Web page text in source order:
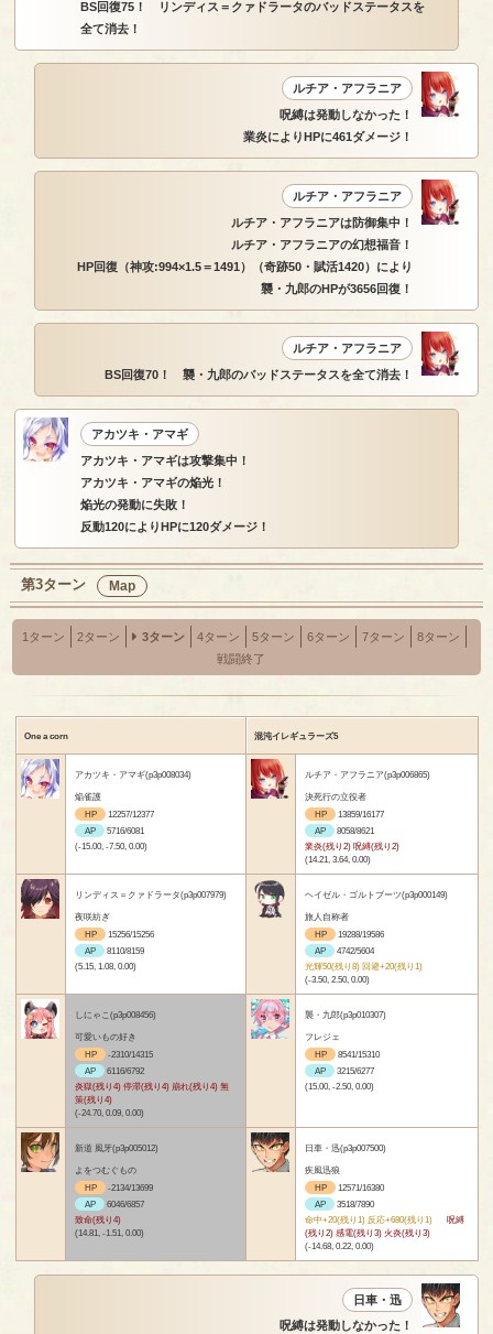
BS回復75！ リンディス＝クァドラータのバッドステータスを
全て消去！
ルチア・アフラニア
呪縛は発動しなかった！
業炎によりHPに461ダメージ！
ルチア・アフラニア
ルチア・アフラニアは防御集中！
ルチア・アフラニアの幻想福音！
HP回復（神攻:994×1.5＝1491）（奇跡50・賦活1420）により
襲・九郎のHPが3656回復！
ルチア・アフラニア
BS回復70！ 襲・九郎のバッドステータスを全て消去！
アカツキ・アマギ
アカツキ・アマギは攻撃集中！
アカツキ・アマギの焔光！
焔光の発動に失敗！
反動120によりHPに120ダメージ！
第3ターン Map
1ターン 2ターン 3ターン 4ターン 5ターン 6ターン 7ターン
8ターン
戦闘終了
One a corn 混沌イレギュラーズ5
アカツキ・アマギ(p3p008034)
焔雀護
HP
12257/12377
AP
5716/6081
(-15.00, -7.50, 0.00)
ルチア・アフラニア(p3p006865)
決死行の立役者
HP
13859/16177
AP
8058/8621
業炎(残り2) 呪縛(残り2)
(14.21, 3.64, 0.00)
リンディス＝クァドラータ(p3p007979)
夜咲紡ぎ
HP
15256/15256
AP
8110/8159
(5.15, 1.08, 0.00)
ヘイゼル・ゴルトブーツ(p3p000149)
旅人自称者
HP
19288/19586
AP
4742/5604
光輝50(残り8) 回避+20(残り1)
(-3.50, 2.50, 0.00)
しにゃこ(p3p008456)
可愛いもの好き
HP
-2310/14315
AP
6116/6792
炎獄(残り4) 停滞(残り4) 崩れ(残り4) 無
策(残り4)
(-24.70, 0.09, 0.00)
襲・九郎(p3p010307)
フレジェ
HP
8541/15310
AP
3215/6277
(15.00, -2.50, 0.00)
新道 風牙(p3p005012)
よをつむぐもの
HP
-2134/13699
AP
6046/6857
致命(残り4)
(14.81, -1.51, 0.00)
日車・迅(p3p007500)
疾風迅狼
HP
12571/16380
AP
3518/7890
命中+20(残り1) 反応+680(残り1)
呪縛
(残り2) 感電(残り3) 火炎(残り3)
(-14.68, 0.22, 0.00)
日車・迅
呪縛は発動しなかった！